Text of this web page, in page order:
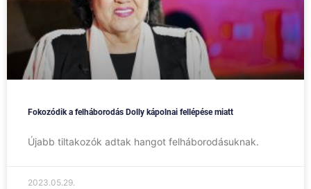
Fokozódik a felháborodás Dolly kápolnai fellépése miatt
Újabb tiltakozók adtak hangot felháborodásuknak.
2023.05.29.